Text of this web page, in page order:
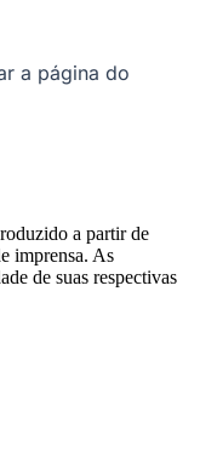
a página do
a partir de
imprensa. As
de suas respectivas